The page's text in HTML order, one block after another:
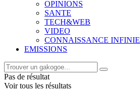
OPINIONS
SANTE
TECH&WEB
VIDEO
CONNAISSANCE INFINIE
EMISSIONS
Pas de résultat
Voir tous les résultats